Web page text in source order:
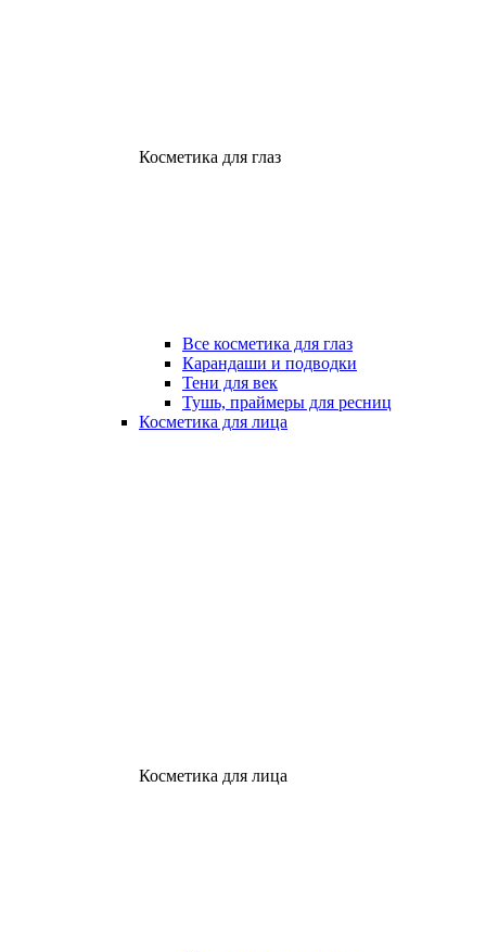
Косметика для глаз
Все косметика для глаз
Карандаши и подводки
Тени для век
Тушь, праймеры для ресниц
Косметика для лица
Косметика для лица